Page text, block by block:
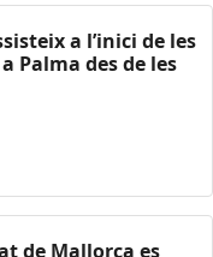
a l’inici de les
Palma des de les
de Mallorca es